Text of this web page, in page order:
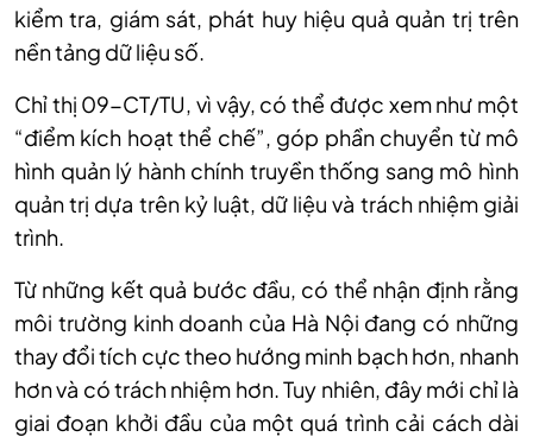
kiểm tra, giám sát, phát huy hiệu quả quản trị trên
nền tảng dữ liệu số.
Chỉ thị 09-CT/TU, vì vậy, có thể được xem như một
“điểm kích hoạt thể chế”, góp phần chuyển từ mô
hình quản lý hành chính truyền thống sang mô hình
quản trị dựa trên kỷ luật, dữ liệu và trách nhiệm giải
trình.
Từ những kết quả bước đầu, có thể nhận định rằng
môi trường kinh doanh của Hà Nội đang có những
thay đổi tích cực theo hướng minh bạch hơn, nhanh
hơn và có trách nhiệm hơn. Tuy nhiên, đây mới chỉ là
giai đoạn khởi đầu của một quá trình cải cách dài